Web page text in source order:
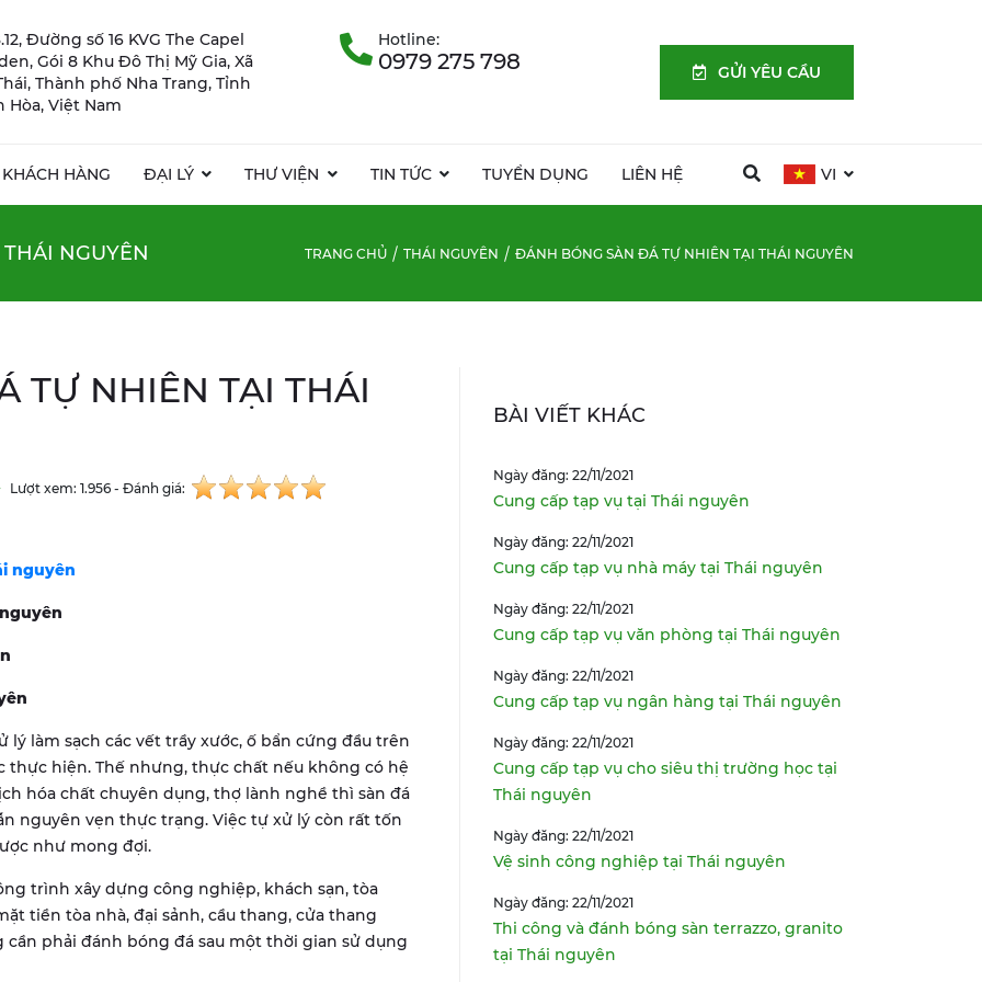
KHÁCH HÀNG ĐẠI LÝ THƯ VIỆN TIN TỨC TUYỂN DỤNG LIÊN HỆ VI
Đường số 16 KVG The Capel
Gói 8 Khu Đô Thị Mỹ Gia, Xã
Thành phố Nha Trang, Tỉnh
Hòa, Việt Nam
Hotline:
0979 275 798 GỬI YÊU CẦU
NGUYÊN TRANG CHỦ THÁI NGUYÊN ĐÁNH BÓNG SÀN ĐÁ TỰ NHIÊN TẠI THÁI NGUYÊN
TỰ NHIÊN TẠI THÁI
Lượt xem: 1.956 - Đánh giá:
nguyên
làm sạch các vết trầy xước, ố bẩn cứng đầu trên
thực hiện. Thế nhưng, thực chất nếu không có hệ
hóa chất chuyên dụng, thợ lành nghề thì sàn đá
nguyên vẹn thực trạng. Việc tự xử lý còn rất tốn
như mong đợi.
trình xây dựng công nghiệp, khách sạn, tòa
tiền tòa nhà, đại sảnh, cầu thang, cửa thang
cần phải đánh bóng đá sau một thời gian sử dụng
BÀI VIẾT KHÁC
Ngày đăng: 22/11/2021
Cung cấp tạp vụ tại Thái nguyên
Ngày đăng: 22/11/2021
Cung cấp tạp vụ nhà máy tại Thái nguyên
Ngày đăng: 22/11/2021
Cung cấp tạp vụ văn phòng tại Thái nguyên
Ngày đăng: 22/11/2021
Cung cấp tạp vụ ngân hàng tại Thái nguyên
Ngày đăng: 22/11/2021
Cung cấp tạp vụ cho siêu thị trường học tại
Thái nguyên
Ngày đăng: 22/11/2021
Vệ sinh công nghiệp tại Thái nguyên
Ngày đăng: 22/11/2021
Thi công và đánh bóng sàn terrazzo, granito
tại Thái nguyên